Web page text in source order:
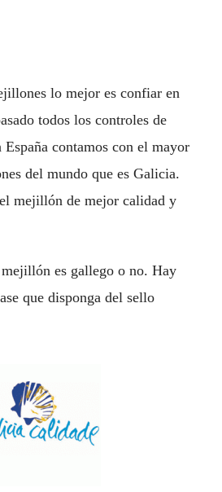
lo mejor es confiar en
todos los controles de
contamos con el mayor
del mundo que es Galicia.
mejillón de mejor calidad y
es gallego o no. Hay
que disponga del sello